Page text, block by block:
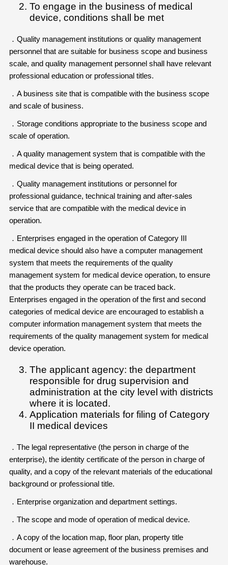
To engage in the business of medical
device, conditions shall be met
．Quality management institutions or quality management
personnel that are suitable for business scope and business
scale, and quality management personnel shall have relevant
professional education or professional titles.
．A business site that is compatible with the business scope
and scale of business.
．Storage conditions appropriate to the business scope and
scale of operation.
．A quality management system that is compatible with the
medical device that is being operated.
．Quality management institutions or personnel for
professional guidance, technical training and after-sales
service that are compatible with the medical device in
operation.
．Enterprises engaged in the operation of Category III
medical device should also have a computer management
system that meets the requirements of the quality
management system for medical device operation, to ensure
that the products they operate can be traced back.
Enterprises engaged in the operation of the first and second
categories of medical device are encouraged to establish a
computer information management system that meets the
requirements of the quality management system for medical
device operation.
The applicant agency: the department
responsible for drug supervision and
administration at the city level with districts
where it is located.
Application materials for filing of Category
II medical devices
．The legal representative (the person in charge of the
enterprise), the identity certificate of the person in charge of
quality, and a copy of the relevant materials of the educational
background or professional title.
．Enterprise organization and department settings.
．The scope and mode of operation of medical device.
．A copy of the location map, floor plan, property title
document or lease agreement of the business premises and
warehouse.